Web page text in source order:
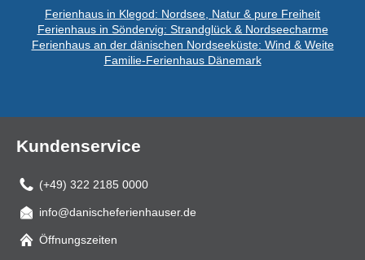
Ferienhaus in Klegod: Nordsee, Natur & pure Freiheit
Ferienhaus in Söndervig: Strandglück & Nordseecharme
Ferienhaus an der dänischen Nordseeküste: Wind & Weite
Familie-Ferienhaus Dänemark
Kundenservice
(+49) 322 2185 0000
Mail
info@danischeferienhauser.de
Öffnungszeiten